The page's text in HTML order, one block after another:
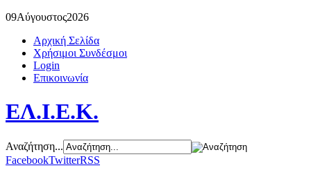
09Αύγουστος2026
Αρχική Σελίδα
Χρήσιμοι Συνδέσμοι
Login
Επικοινωνία
ΕΛ.Ι.Ε.Κ.
Αναζήτηση...
FacebookTwitterRSS